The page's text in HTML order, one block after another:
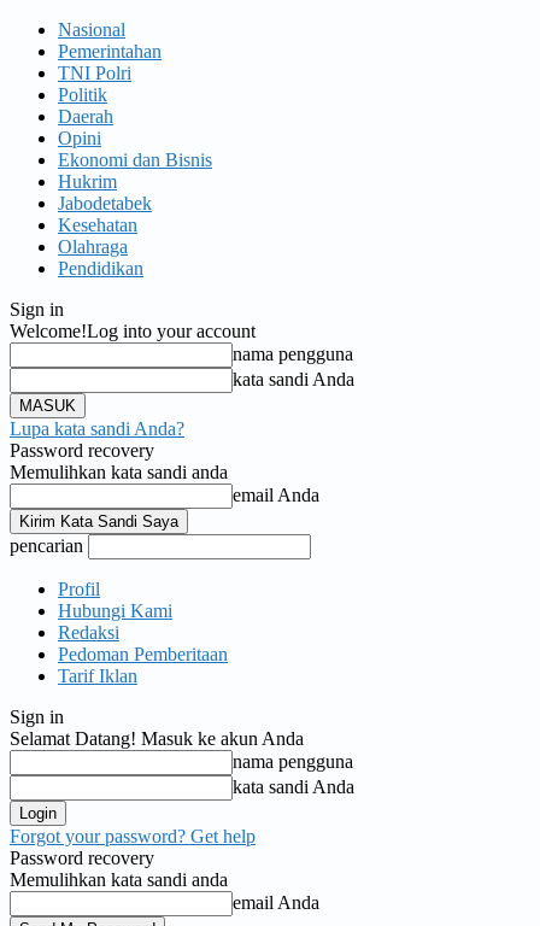
Nasional
Pemerintahan
TNI Polri
Politik
Daerah
Opini
Ekonomi dan Bisnis
Hukrim
Jabodetabek
Kesehatan
Olahraga
Pendidikan
Sign in
Welcome!Log into your account
nama pengguna
kata sandi Anda
Lupa kata sandi Anda?
Password recovery
Memulihkan kata sandi anda
email Anda
pencarian
Profil
Hubungi Kami
Redaksi
Pedoman Pemberitaan
Tarif Iklan
Sign in
Selamat Datang! Masuk ke akun Anda
nama pengguna
kata sandi Anda
Forgot your password? Get help
Password recovery
Memulihkan kata sandi anda
email Anda